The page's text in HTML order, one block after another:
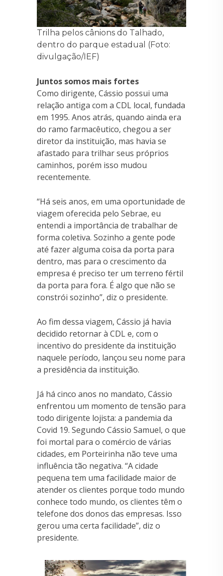
Trilha pelos cânions do Talhado,
dentro do parque estadual (Foto:
divulgação/IEF)
Juntos somos mais fortes
Como dirigente, Cássio possui uma
relação antiga com a CDL local, fundada
em 1995. Anos atrás, quando ainda era
do ramo farmacêutico, chegou a ser
diretor da instituição, mas havia se
afastado para trilhar seus próprios
caminhos, porém isso mudou
recentemente.
“Há seis anos, em uma oportunidade de
viagem oferecida pelo Sebrae, eu
entendi a importância de trabalhar de
forma coletiva. Sozinho a gente pode
até fazer alguma coisa da porta para
dentro, mas para o crescimento da
empresa é preciso ter um terreno fértil
da porta para fora. É algo que não se
constrói sozinho”, diz o presidente.
Ao fim dessa viagem, Cássio já havia
decidido retornar à CDL e, com o
incentivo do presidente da instituição
naquele período, lançou seu nome para
a presidência da instituição.
Já há cinco anos no mandato, Cássio
enfrentou um momento de tensão para
todo dirigente lojista: a pandemia da
Covid 19. Segundo Cássio Samuel, o que
foi mortal para o comércio de várias
cidades, em Porteirinha não teve uma
influência tão negativa. “A cidade
pequena tem uma facilidade maior de
atender os clientes porque todo mundo
conhece todo mundo, os clientes têm o
telefone dos donos das empresas. Isso
gerou uma certa facilidade”, diz o
presidente.